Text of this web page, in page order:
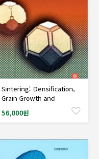
샘플도서신청
Sintering: Densification,
Grain Growth and
56,000원